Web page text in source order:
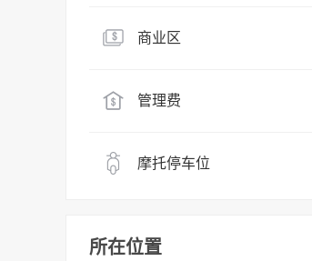
商业区
管理费
摩托停车位
所在位置